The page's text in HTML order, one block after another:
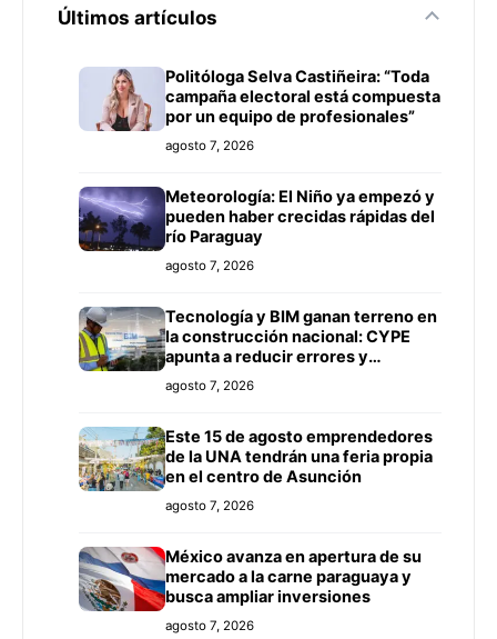
Últimos artículos
Politóloga Selva Castiñeira: “Toda
campaña electoral está compuesta
por un equipo de profesionales”
agosto 7, 2026
Meteorología: El Niño ya empezó y
pueden haber crecidas rápidas del
río Paraguay
agosto 7, 2026
Tecnología y BIM ganan terreno en
la construcción nacional: CYPE
apunta a reducir errores y
sobrecostos
agosto 7, 2026
Este 15 de agosto emprendedores
de la UNA tendrán una feria propia
en el centro de Asunción
agosto 7, 2026
México avanza en apertura de su
mercado a la carne paraguaya y
busca ampliar inversiones
agosto 7, 2026